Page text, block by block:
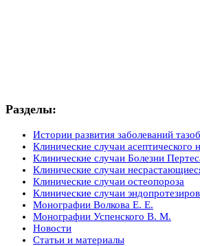
Разделы:
Истории развития заболеваний
Клинические случаи асептического
Клинические случаи Болезни
Клинические случаи
Клинические случаи остеопороза
Клинические случаи
Монографии Волкова Е. Е.
Монографии Успенского В. М.
Новости
Статьи и материалы